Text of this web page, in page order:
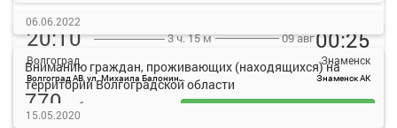
20:10
Волгоград
Волгоград АВ, ул. Михаила Балонина, 11
3 ч. 15 м 09 авг00:25
Знаменск
Знаменск АК
770
руб.
Осталось 2 места
06.06.2022
Вниманию граждан, проживающих (находящихся) на
территории Волгоградской области
15.05.2020